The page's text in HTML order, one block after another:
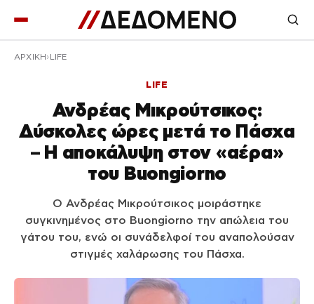
ΑΡΧΙΚΉ LIFE
LIFE
Ανδρέας Μικρούτσικος:
Δύσκολες ώρες μετά το Πάσχα
– Η αποκάλυψη στον «αέρα»
του Buongiorno
Ο Ανδρέας Μικρούτσικος μοιράστηκε
συγκινημένος στο Buongiorno την απώλεια του
γάτου του, ενώ οι συνάδελφοί του αναπολούσαν
στιγμές χαλάρωσης του Πάσχα.